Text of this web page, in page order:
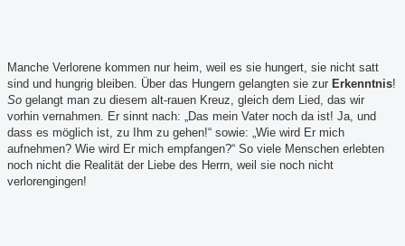
Manche Verlorene kommen nur heim, weil es sie hungert, sie nicht satt
sind und hungrig bleiben. Über das Hungern gelangten sie zur Erkenntnis!
So gelangt man zu diesem alt-rauen Kreuz, gleich dem Lied, das wir
vorhin vernahmen. Er sinnt nach: „Das mein Vater noch da ist! Ja, und
dass es möglich ist, zu Ihm zu gehen!“ sowie: „Wie wird Er mich
aufnehmen? Wie wird Er mich empfangen?“ So viele Menschen erlebten
noch nicht die Realität der Liebe des Herrn, weil sie noch nicht
verlorengingen!